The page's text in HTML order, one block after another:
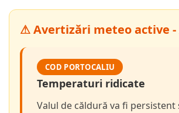
⚠ Avertizări meteo active -
COD PORTOCALIU
Temperaturi ridicate
Valul de căldură va fi persistent